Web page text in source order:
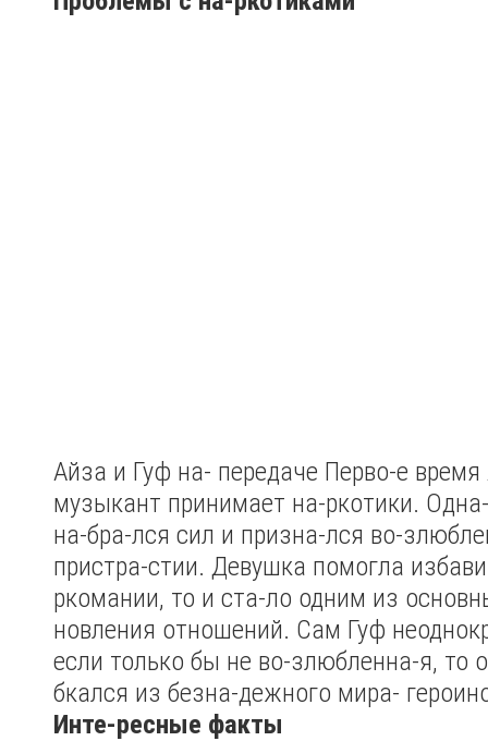
Айза и Гуф на- передаче Перво-е
музыкант принимает на-ркотики.
на-бра-лся сил и призна-лся во-
пристра-стии. Девушка помогла
ркомании, то и ста-ло одним из
новления отношений. Сам Гуф
если только бы не во-злюбленна-я, то
бкался из безна-дежного мира-
Инте-ресные факты